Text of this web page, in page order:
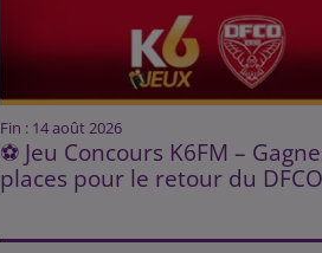
Fin : 14 août 2026
⚽ Jeu Concours K6FM –
places pour le retour du